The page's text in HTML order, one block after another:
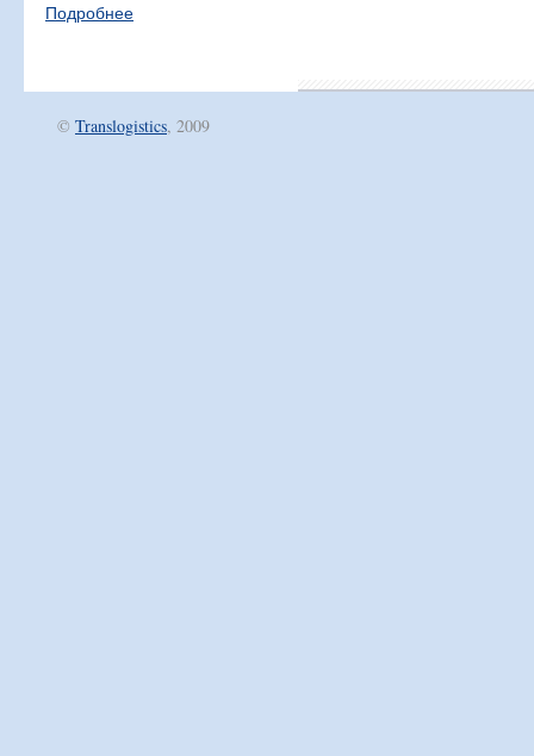
Подробнее
© Translogistics, 2009